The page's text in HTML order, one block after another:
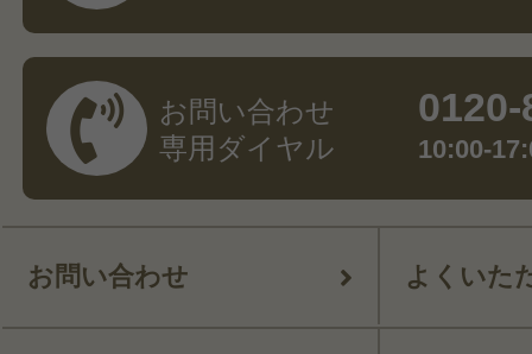
お問い合わせ
専用ダイヤル
10:00-
お問い合わせ よくいた